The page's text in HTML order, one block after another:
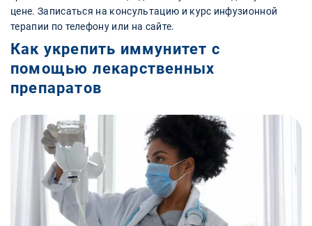
цене. Записаться на консультацию и курс инфузионной
терапии по телефону или на сайте.
Как укрепить иммунитет с
помощью лекарственных
препаратов